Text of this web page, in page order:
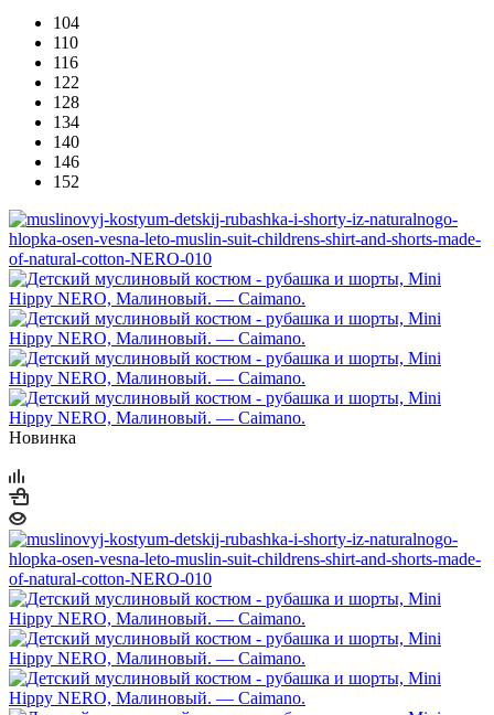
104
110
116
122
128
134
140
146
152
Новинка